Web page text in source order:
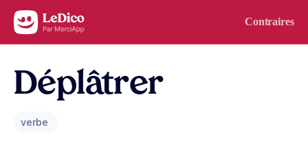
Aller au contenu Contraires
Déplâtrer
verbe